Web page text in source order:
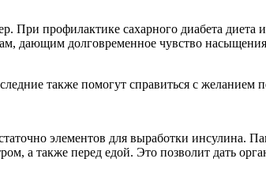
При профилактике сахарного диабета диета
дающим долговременное чувство
также помогут справиться с желанием
элементов для выработки инсулина.
а также перед едой. Это позволит дать